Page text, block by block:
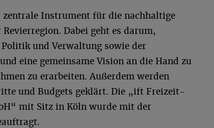
zentrale Instrument für die nachhaltige
Dabei geht es darum,
und Verwaltung sowie der
eine gemeinsame Vision an die Hand zu
zu erarbeiten. Außerdem werden
und Budgets geklärt. Die „ift Freizeit-
mit Sitz in Köln wurde mit der